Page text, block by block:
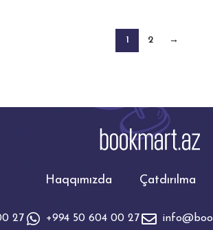
1 2 →
Haqqımızda Çatdırılma
27 +994 50 604 00 27